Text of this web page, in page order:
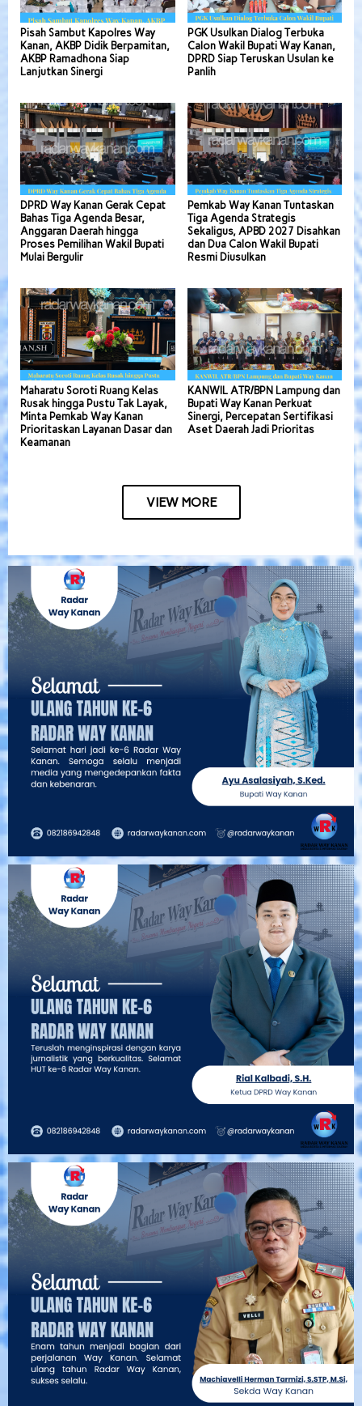
Pisah Sambut Kapolres Way
Kanan, AKBP Didik Berpamitan,
AKBP Ramadhona Siap
Lanjutkan Sinergi
PGK Usulkan Dialog Terbuka
Calon Wakil Bupati Way Kanan,
DPRD Siap Teruskan Usulan ke
Panlih
DPRD Way Kanan Gerak Cepat
Bahas Tiga Agenda Besar,
Anggaran Daerah hingga
Proses Pemilihan Wakil Bupati
Mulai Bergulir
Pemkab Way Kanan Tuntaskan
Tiga Agenda Strategis
Sekaligus, APBD 2027 Disahkan
dan Dua Calon Wakil Bupati
Resmi Diusulkan
Maharatu Soroti Ruang Kelas
Rusak hingga Pustu Tak Layak,
Minta Pemkab Way Kanan
Prioritaskan Layanan Dasar dan
Keamanan
KANWIL ATR/BPN Lampung dan
Bupati Way Kanan Perkuat
Sinergi, Percepatan Sertifikasi
Aset Daerah Jadi Prioritas
VIEW MORE